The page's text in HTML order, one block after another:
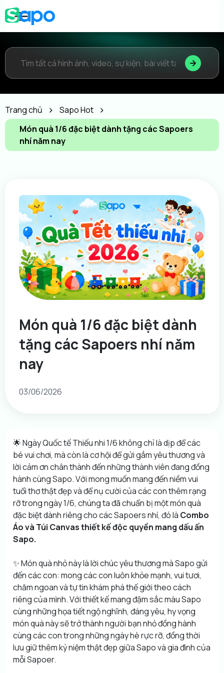
Trang chủ
Sapo Hot
Món quà 1/6 đặc biệt dành tặng các Sapoers
nhí năm nay
Món quà 1/6 đặc biệt dành
tặng các Sapoers nhí năm
nay
03/06/2026
🌟 Ngày Quốc tế Thiếu nhi 1/6 không chỉ là dịp để các
bé vui chơi, mà còn là cơ hội để gửi gắm yêu thương và
lời cảm ơn chân thành đến những thành viên đang đồng
hành cùng Sapo. Với mong muốn mang đến niềm vui
tuổi thơ thật đẹp và để nụ cười của các con thêm rạng
rỡ trong ngày 1/6, chúng ta đã chuẩn bị một món quà
đặc biệt dành riêng cho các Sapoers nhí, đó là Combo
Áo và Túi Canvas thiết kế độc quyền mang dấu ấn
Sapo.
✨ Món quà nhỏ này là lời chúc yêu thương mà Sapo gửi
đến các con: mong các con luôn khỏe mạnh, vui tươi,
chăm ngoan và tự tin khám phá thế giới theo cách
riêng của mình. Với thiết kế mang đậm sắc màu Sapo
cùng những họa tiết ngộ nghĩnh, đáng yêu, hy vọng
món quà này sẽ trở thành người bạn nhỏ đồng hành
cùng các con trong những ngày hè rực rỡ, đồng thời
lưu giữ thêm kỷ niệm thật đẹp giữa Sapo và gia đình của
mỗi Sapoer.